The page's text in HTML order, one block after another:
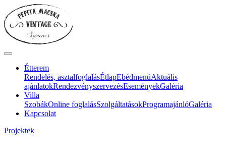
Étterem
Rendelés, asztalfoglalásÉtlapEbédmenüAktuális
ajánlatokRendezvényszervezésEseményekGaléria
Villa
SzobákOnline foglalásSzolgáltatásokProgramajánlóGaléria
Kapcsolat
Projektek